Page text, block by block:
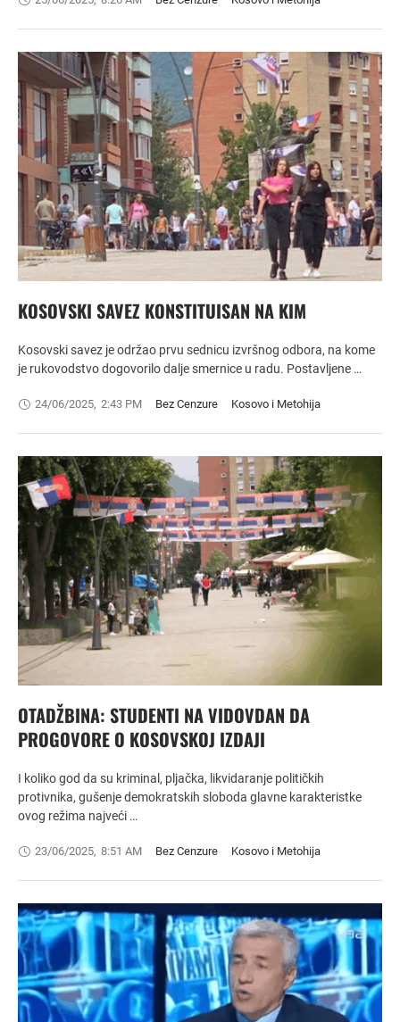
KOSOVSKI SAVEZ KONSTITUISAN NA KIM
Kosovski savez je održao prvu sednicu izvršnog odbora, na kome
je rukovodstvo dogovorilo dalje smernice u radu. Postavljene …
24/06/2025, 2:43 PM Bez Cenzure Kosovo i Metohija
OTADŽBINA: STUDENTI NA VIDOVDAN DA
PROGOVORE O KOSOVSKOJ IZDAJI
I koliko god da su kriminal, pljačka, likvidaranje političkih
protivnika, gušenje demokratskih sloboda glavne karakteristke
ovog režima najveći …
23/06/2025, 8:51 AM Bez Cenzure Kosovo i Metohija